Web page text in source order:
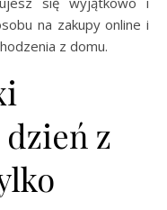
na zakupy online i
z domu.
z